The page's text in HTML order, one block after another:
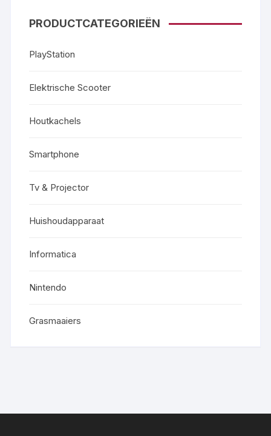
PRODUCTCATEGORIEËN
PlayStation
Elektrische Scooter
Houtkachels
Smartphone
Tv & Projector
Huishoudapparaat
Informatica
Nintendo
Grasmaaiers